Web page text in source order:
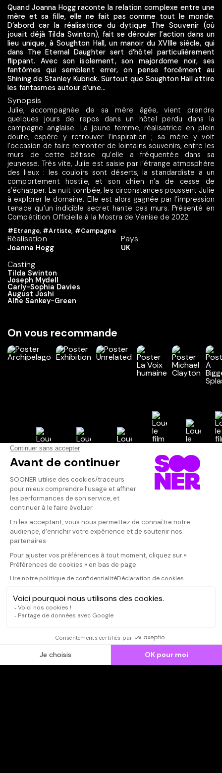
Quand Joanna Hogg raconte la relation complexe entre une
mère et sa fille, elle ne fait pas comme tout le monde.
D’abord car la réalisatrice du dytique The Souvenir (où
jouait déjà Tilda Swinton), fait se dérouler l’action dans un
lieu unique, à Soughton Hall, un manoir du XVIIIe siècle, qui
dans The Eternal Daughter sert d’hôtel particulièrement
flippant. Avec son isolement, son majordome noir, ses
fantômes qui semblent errer, on pense forcément au
Shining de Stanley Kubrick. Surtout que Soughton Hall attire
les fantasmes autour d’une...
Synopsis
Julie, accompagnée de sa mère âgée, vient prendre
quelques jours de repos dans un hôtel perdu dans la
campagne anglaise. La jeune femme, réalisatrice en plein
doute, espère y retrouver l’inspiration ; sa mère y voit
l’occasion de faire remonter de lointains souvenirs, entre les
murs de cette bâtisse qu’elle a fréquentée dans sa
jeunesse. Très vite, Julie est saisie par l’étrange atmosphère
des lieux : les couloirs sont déserts, la standardiste a un
comportement hostile, et son chien n’a de cesse de
s’échapper. La nuit tombée, les circonstances poussent Julie
à explorer le domaine. Elle est alors gagnée par l’impression
tenace qu’un indicible secret hante ces murs. Présenté en
Compétition Officielle à la Mostra de Venise de 2022.
#Etrange, #Artiste, #Campagne
Réalisation
Joanna Hogg
Casting
Tilda Swinton
Joseph Mydell
Carly-Sophia Davies
August Joshi
Alfie Sankey-Green
Pays
UK
On vous recommande
Vos avis
Donnez votre avis
Votre note
Votre commentaire
Il faut vous connecter pour
publier un avis
CONNEXION
A voir .Il y a
n'avais autant
Tout est
Qui sommes-nous ?